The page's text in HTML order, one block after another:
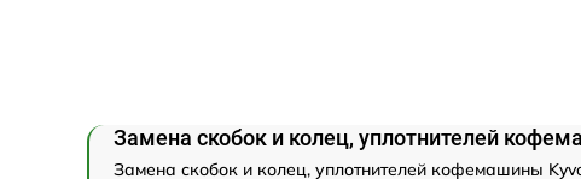
Замена скобок и колец, уплотнителей
Замена скобок и колец, уплотнителей кофемашины